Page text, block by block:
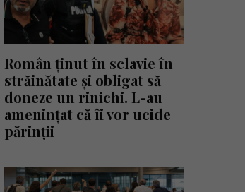
Român ținut în sclavie în
străinătate și obligat să
doneze un rinichi. L-au
amenințat că îi vor ucide
părinții